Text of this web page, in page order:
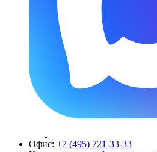
Офис: +7 (495) 721-33-33